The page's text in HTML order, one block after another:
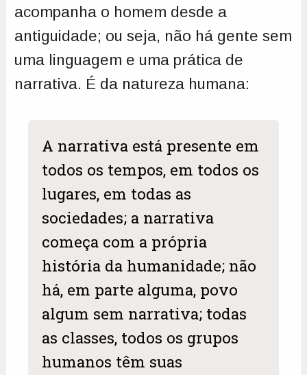
acompanha o homem desde a
antiguidade; ou seja, não há gente sem
uma linguagem e uma prática de
narrativa. É da natureza humana:
A narrativa está presente em
todos os tempos, em todos os
lugares, em todas as
sociedades; a narrativa
começa com a própria
história da humanidade; não
há, em parte alguma, povo
algum sem narrativa; todas
as classes, todos os grupos
humanos têm suas